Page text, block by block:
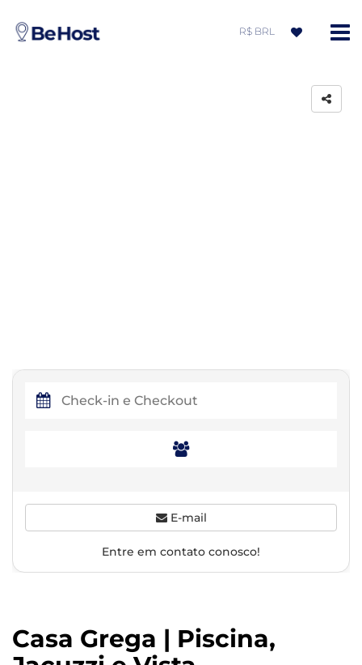
R$ BRL
Casa Grega | Piscina,
E-mail
Entre em contato conosco!